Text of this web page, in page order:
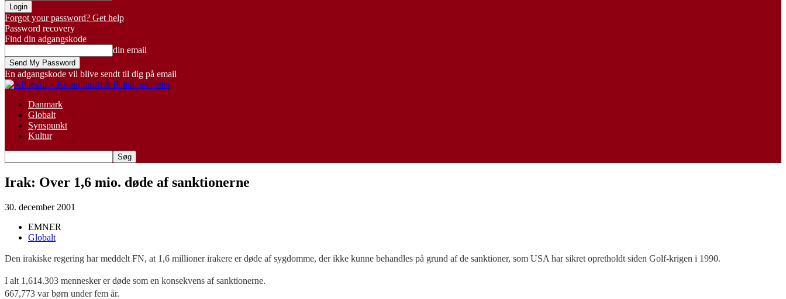
Forgot your password? Get help
Password recovery
Find din adgangskode
din email
En adgangskode vil blive sendt til dig på email
Danmark
Globalt
Synspunkt
Kultur
Irak: Over 1,6 mio. døde af sanktionerne
30. december 2001
EMNER
Globalt
Den irakiske regering har meddelt FN, at 1,6 millioner irakere er døde af sygdomme, der ikke kunne behandles på grund af de sanktioner, som USA har sikret opretholdt siden Golf-krigen i 1990.
I alt 1,614.303 mennesker er døde som en konsekvens af sanktionerne.
667,773 var børn under fem år.